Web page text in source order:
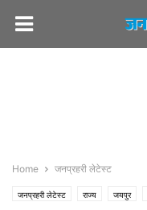
Home जनप्रहरी लेटेस्ट
जनप्रहरी लेटेस्ट राज्य जयपुर